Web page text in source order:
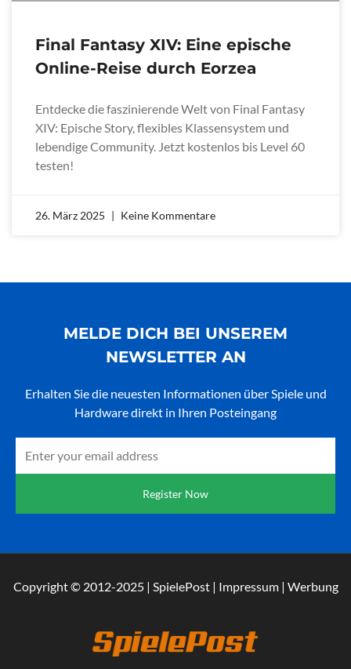
Final Fantasy XIV: Eine epische
Online-Reise durch Eorzea
Entdecke die faszinierende Welt von Final Fantasy
XIV: Epische Story, flexibles Klassensystem und
lebendige Community. Jetzt kostenlos bis Level 60
testen!
26. März 2025 Keine Kommentare
MELDE DICH BEI UNSEREM
NEWSLETTER AN
Erhalten Sie die neuesten Informationen über Spiele und
Hardware direkt in Ihren Posteingang
Register Now
Copyright © 2012-2025 | SpielePost | Impressum | Werbung